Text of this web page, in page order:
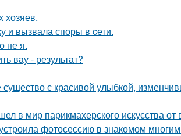
хозяев.
и вызвала споры в cети.
не я.
вау - результат?
существо с красивой улыбкой,
в мир парикмахерского искусства от
фотосессию в знакомом